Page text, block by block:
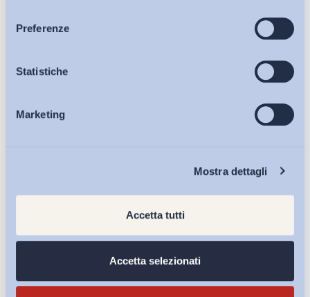
Preferenze
Statistiche
Marketing
Mostra dettagli
Accetta tutti
Accetta selezionati
Articoli
Osservatori
Eventi
Ho letto e Accetto il trattamento dei dati personali descritti
sulla pagina dellaPrivacy Policy